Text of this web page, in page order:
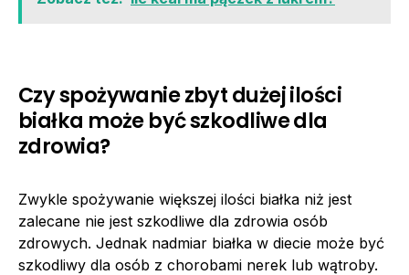
Czy spożywanie zbyt dużej ilości
białka może być szkodliwe dla
zdrowia?
Zwykle spożywanie większej ilości białka niż jest
zalecane nie jest szkodliwe dla zdrowia osób
zdrowych. Jednak nadmiar białka w diecie może być
szkodliwy dla osób z chorobami nerek lub wątroby.